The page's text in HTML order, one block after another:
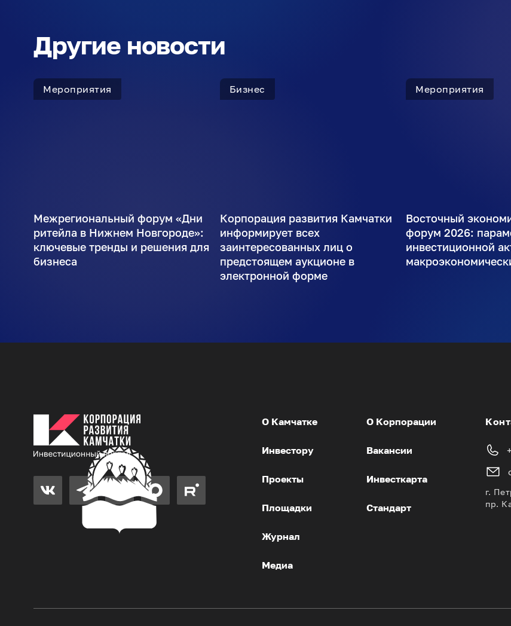
Другие новости
Мероприятия
Межрегиональный форум «Дни
ритейла в Нижнем Новгороде»:
ключевые тренды и решения для
бизнеса
Бизнес
Корпорация развития Камчатки
информирует всех
заинтересованных лиц о
предстоящем аукционе в
электронной форме
Мероприятия
Восточный
форум 2026:
инвестиционной
О Камчатке
Инвестору
Проекты
Площадки
Журнал
Медиа
О Корпорации
Вакансии
Инвесткарта
Стандарт
г.
пр.